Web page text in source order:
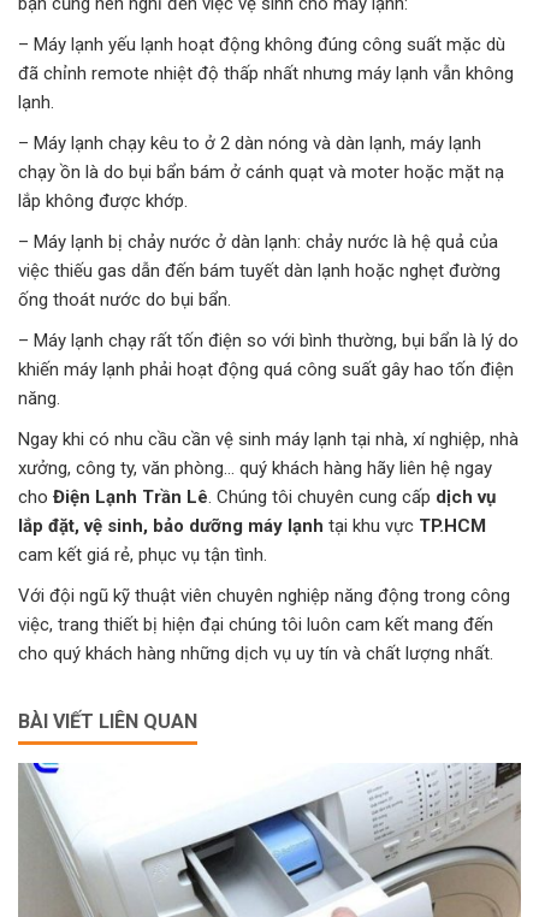
– Máy lạnh yếu lạnh hoạt động không đúng công suất mặc dù
đã chỉnh remote nhiệt độ thấp nhất nhưng máy lạnh vẫn không
lạnh.
– Máy lạnh chạy kêu to ở 2 dàn nóng và dàn lạnh, máy lạnh
chạy ồn là do bụi bẩn bám ở cánh quạt và moter hoặc mặt nạ
lắp không được khớp.
– Máy lạnh bị chảy nước ở dàn lạnh: chảy nước là hệ quả của
việc thiếu gas dẫn đến bám tuyết dàn lạnh hoặc nghẹt đường
ống thoát nước do bụi bẩn.
– Máy lạnh chạy rất tốn điện so với bình thường, bụi bẩn là lý do
khiến máy lạnh phải hoạt động quá công suất gây hao tốn điện
năng.
Ngay khi có nhu cầu cần vệ sinh máy lạnh tại nhà, xí nghiệp, nhà
xưởng, công ty, văn phòng… quý khách hàng hãy liên hệ ngay
cho Điện Lạnh Trần Lê. Chúng tôi chuyên cung cấp dịch vụ
lắp đặt,vệ sinh, bảo dưỡng máy lạnh tại khu vực TP.HCM
cam kết giá rẻ, phục vụ tận tình.
Với đội ngũ kỹ thuật viên chuyên nghiệp năng động trong công
việc, trang thiết bị hiện đại chúng tôi luôn cam kết mang đến
cho quý khách hàng những dịch vụ uy tín và chất lượng nhất.
BÀI VIẾT LIÊN QUAN